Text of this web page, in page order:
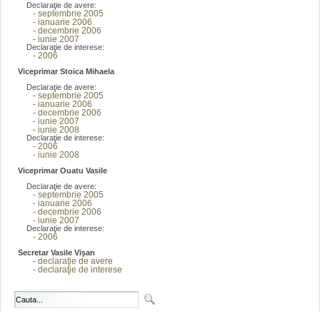
Declaraţie de avere:
- septembrie 2005
- ianuarie 2006
- decembrie 2006
- iunie 2007
Declaraţie de interese:
- 2006
Viceprimar Stoica Mihaela
Declaraţie de avere:
- septembrie 2005
- ianuarie 2006
- decembrie 2006
- iunie 2007
- iunie 2008
Declaraţie de interese:
- 2006
- iunie 2008
Viceprimar Ouatu Vasile
Declaraţie de avere:
- septembrie 2005
- ianuarie 2006
- decembrie 2006
- iunie 2007
Declaraţie de interese:
- 2006
Secretar Vasile Vişan
- declaraţie de avere
- declaraţie de interese